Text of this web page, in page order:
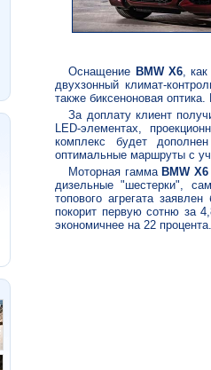
Оснащение BMW X6,
двухзонный климат-
также биксеноновая
За доплату клиент
LED-элементах,
комплекс будет
оптимальные маршруты с
Моторная гамма BMW X6
дизельные "шестерки",
топового агрегата
покорит первую сотню за
экономичнее на 22 процента.